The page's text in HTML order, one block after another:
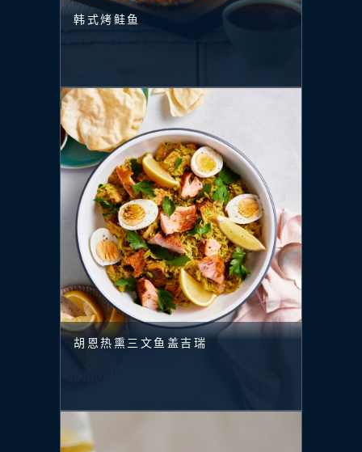
韩式烤鲑鱼
胡恩热熏三文鱼盖吉瑞